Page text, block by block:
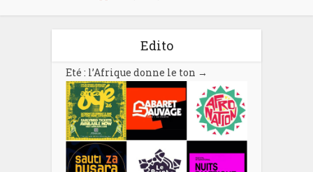
Edito
Eté : l’Afrique donne le ton →